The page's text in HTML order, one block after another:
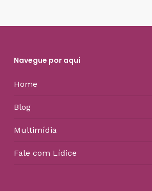
Navegue por aqui
Home
Blog
Multimídia
Fale com Lídice